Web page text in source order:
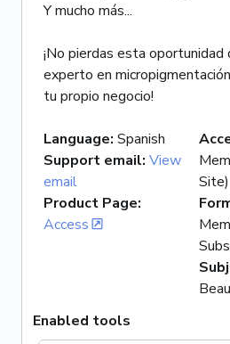
Y mucho más...
¡No pierdas esta
experto en
tu propio negocio!
Language: Spanish
Support email: View
email
Product Page:
Access
Site)
Enabled tools